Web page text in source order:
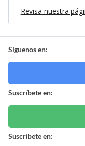
Revisa nuestra
Síguenos en:
Suscríbete en:
Suscríbete en: